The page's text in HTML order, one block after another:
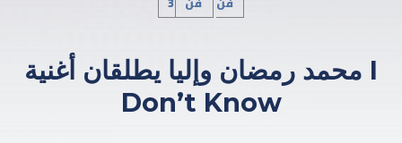
Search in the website:
محمد رمضان وإليا يطلقان أغنية I
Don’t Know